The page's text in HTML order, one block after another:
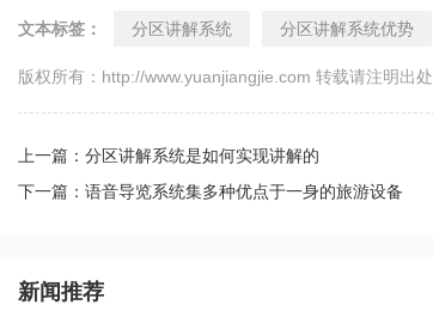
文本标签： 分区讲解系统 分区讲解系统优势
版权所有：http://www.yuanjiangjie.com 转载请注明出处
上一篇：分区讲解系统是如何实现讲解的
下一篇：语音导览系统集多种优点于一身的旅游设备
新闻推荐